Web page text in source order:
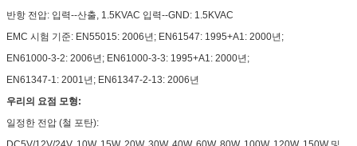
반항 전압: 입력--산출, 1.5KVAC 입력--GND: 1.5KVAC
EMC 시험 기준: EN55015: 2006년; EN61547: 1995+A1: 2000년;
EN61000-3-2: 2006년; EN61000-3-3: 1995+A1: 2000년;
EN61347-1: 2001년; EN61347-2-13: 2006년
우리의 요점 모형:
일정한 전압 (철 포탄):